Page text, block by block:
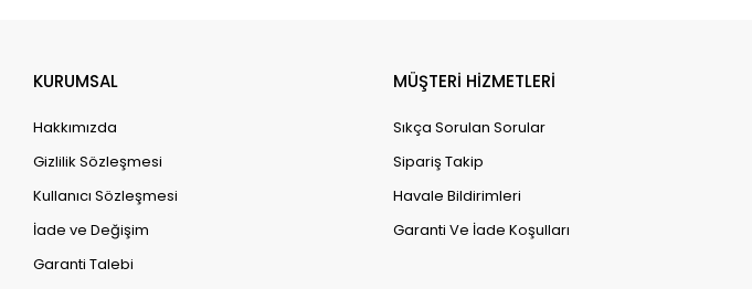
KURUMSAL
Hakkımızda
Gizlilik Sözleşmesi
Kullanıcı Sözleşmesi
İade ve Değişim
Garanti Talebi
MÜŞTERİ HİZMETLERİ
Sıkça Sorulan Sorular
Sipariş Takip
Havale Bildirimleri
Garanti Ve İade Koşulları